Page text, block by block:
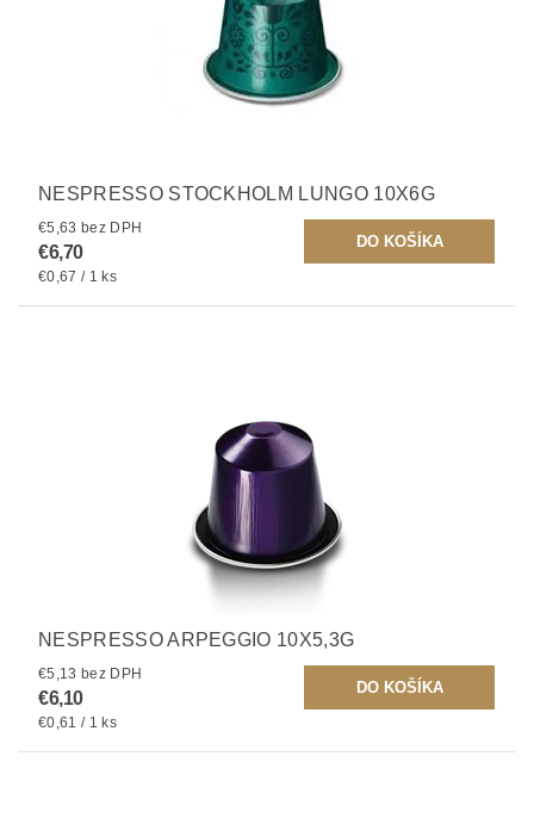
NESPRESSO STOCKHOLM LUNGO 10X6G
€5,63 bez DPH
€6,70
€0,67 / 1 ks
NESPRESSO ARPEGGIO 10X5,3G
€5,13 bez DPH
€6,10
€0,61 / 1 ks